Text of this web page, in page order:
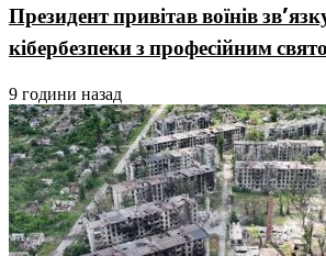
Президент привітав воїнів
кібербезпеки з професійним
9 години назад